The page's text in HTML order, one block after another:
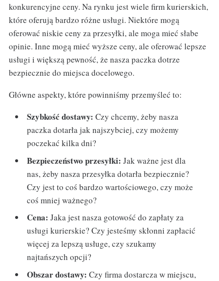
konkurencyjne ceny. Na rynku jest wiele firm kurierskich,
które oferują bardzo różne usługi. Niektóre mogą
oferować niskie ceny za przesyłki, ale moga mieć słabe
opinie. Inne mogą mieć wyższe ceny, ale oferować lepsze
usługi i większą pewność, że nasza paczka dotrze
bezpiecznie do miejsca docelowego.
Główne aspekty, które powinniśmy przemyśleć to:
Szybkość dostawy: Czy chcemy, żeby nasza
paczka dotarła jak najszybciej, czy możemy
poczekać kilka dni?
Bezpieczeństwo przesyłki: Jak ważne jest dla
nas, żeby nasza przesyłka dotarła bezpiecznie?
Czy jest to coś bardzo wartościowego, czy może
coś mniej ważnego?
Cena: Jaka jest nasza gotowość do zapłaty za
usługi kurierskie? Czy jesteśmy skłonni zapłacić
więcej za lepszą usługe, czy szukamy
najtańszych opcji?
Obszar dostawy: Czy firma dostarcza w miejscu,